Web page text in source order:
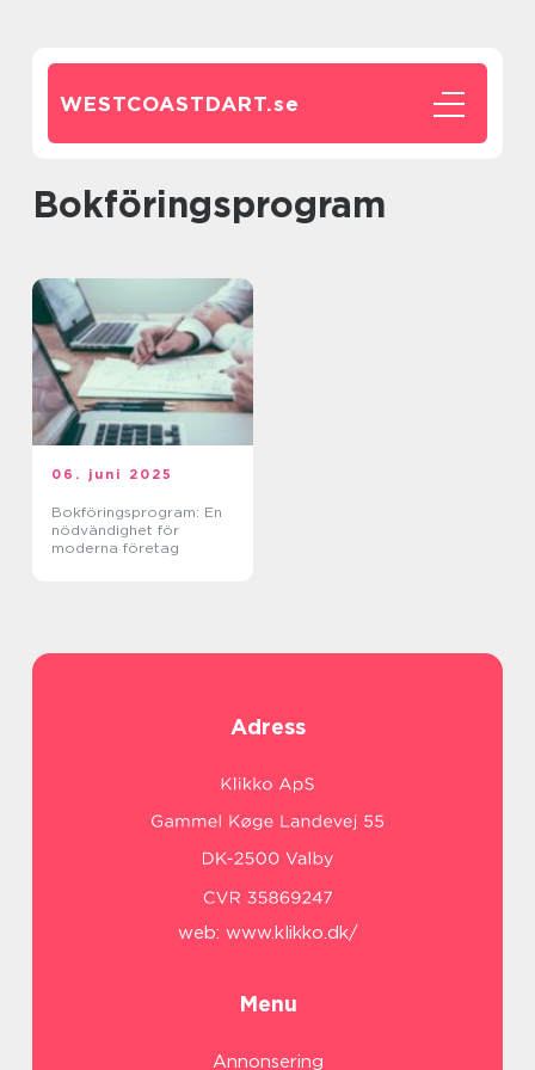
WESTCOASTDART.se
bokföringsprogram
06. juni 2025
Bokföringsprogram: En
nödvändighet för
moderna företag
Adress
web: www.klikko.dk/
Menu
Annonsering